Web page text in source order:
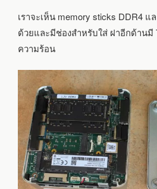
เราจะเห็น memory sticks DDR4 แ
ด้วยและมีช่องสำหรับใส่ ฝาอีกด้านมี
ความร้อน